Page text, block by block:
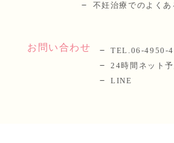
不妊治療でのよくあ
お問い合わせ
TEL.06-4950-
24時間ネット予
LINE